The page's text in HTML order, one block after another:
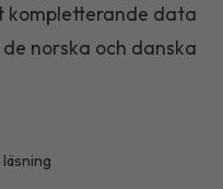
kompletterande data
norska och danska
läsning